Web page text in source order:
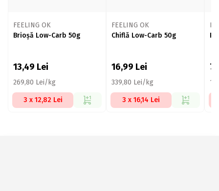
FEELING OK
Brioșă Low-Carb 50g
13,49 Lei
269,80 Lei/kg
3 x 12,82 Lei
FEELING OK
Chiflă Low-Carb 50g
16,99 Lei
339,80 Lei/kg
3 x 16,14 Lei